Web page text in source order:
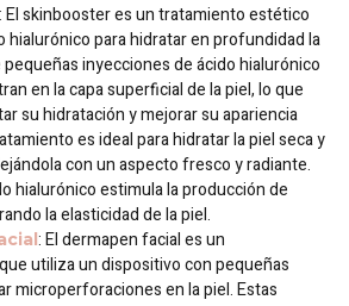
: El skinbooster es un tratamiento estético
hialurónico para hidratar en profundidad la
inyecciones de ácido hialurónico
en la capa superficial de la piel, lo que
su hidratación y mejorar su apariencia
es ideal para hidratar la piel seca y
con un aspecto fresco y radiante.
hialurónico estimula la producción de
la elasticidad de la piel.
: El dermapen facial es un
utiliza un dispositivo con pequeñas
microperforaciones en la piel. Estas